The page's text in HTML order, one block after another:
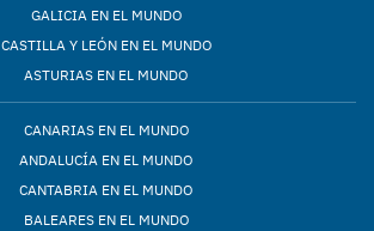
GALICIA EN EL MUNDO
CASTILLA Y LEÓN EN EL MUNDO
ASTURIAS EN EL MUNDO
CANARIAS EN EL MUNDO
ANDALUCÍA EN EL MUNDO
CANTABRIA EN EL MUNDO
BALEARES EN EL MUNDO